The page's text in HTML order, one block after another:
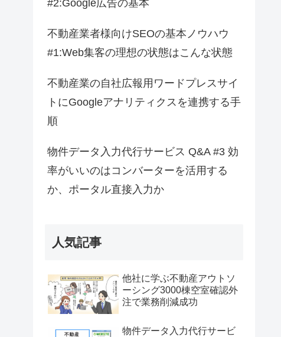
#2:Google広告の基本
不動産業者様向けSEOの基本ノウハウ
#1:Web集客の理想の状態はこんな状態
不動産業の自社広報用ワードプレスサイ
トにGoogleアナリティクスを連携する手
順
物件データ入力代行サービス Q&A #3 効
率がいいのはコンバーターを活用する
か、ポータル直接入力か
人気記事
他社に学ぶ不動産アウトソ
ーシング3000棟空室確認外
注で業務削減成功
物件データ入力代行サービ